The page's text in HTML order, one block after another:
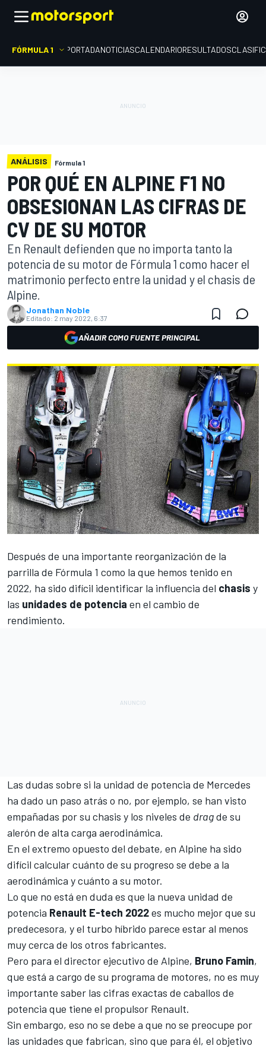
FÓRMULA 1 PORTADANOTICIASCALENDARIORESULTADOS
ANÁLISIS Fórmula 1
POR QUÉ EN ALPINE F1 NO
OBSESIONAN LAS CIFRAS DE
CV DE SU MOTOR
En Renault defienden que no importa tanto la
potencia de su motor de Fórmula 1 como hacer el
matrimonio perfecto entre la unidad y el chasis de
Alpine.
Jonathan Noble
Editado: 2 may 2022, 6:37
AÑADIR COMO FUENTE PRINCIPAL
Después de una importante reorganización de la
parrilla de Fórmula 1 como la que hemos tenido en
2022, ha sido difícil identificar la influencia del chasis y
las unidades de potencia en el cambio de
rendimiento.
Las dudas sobre si la unidad de potencia de Mercedes
ha dado un paso atrás o no, por ejemplo, se han visto
empañadas por su chasis y los niveles de dragde su
alerón de alta carga aerodinámica.
En el extremo opuesto del debate, en Alpine ha sido
difícil calcular cuánto de su progreso se debe a la
aerodinámica y cuánto a su motor.
Lo que no está en duda es que la nueva unidad de
potencia Renault E-tech 2022es mucho mejor que su
predecesora, y el turbo híbrido parece estar al menos
muy cerca de los otros fabricantes.
Pero para el director ejecutivo de Alpine, Bruno Famin,
que está a cargo de su programa de motores, no es muy
importante saber las cifras exactas de caballos de
potencia que tiene el propulsor Renault.
Sin embargo, eso no se debe a que no se preocupe por
las unidades que fabrican, sino que para él, el objetivo